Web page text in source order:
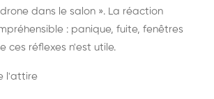
dans le salon ». La réaction
: panique, fuite, fenêtres
ces réflexes n'est utile.
l'attire